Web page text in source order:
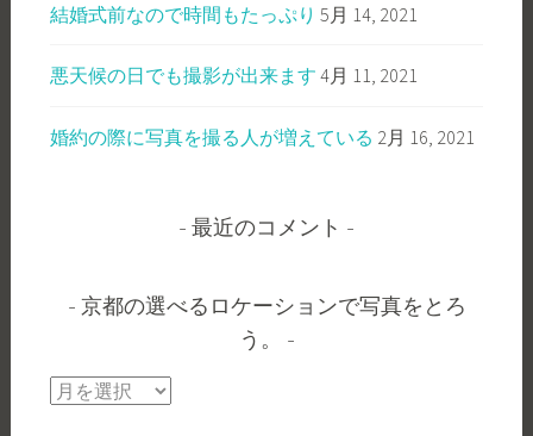
結婚式前なので時間もたっぷり 5月 14, 2021
悪天候の日でも撮影が出来ます 4月 11, 2021
婚約の際に写真を撮る人が増えている 2月 16, 2021
最近のコメント
京都の選べるロケーションで写真をとろ
う。
京